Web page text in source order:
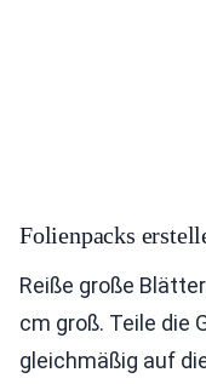
Folienpacks
Reiße große
cm groß. Teile die
gleichmäßig auf